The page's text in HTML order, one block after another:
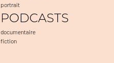
portrait
PODCASTS
documentaire
fiction